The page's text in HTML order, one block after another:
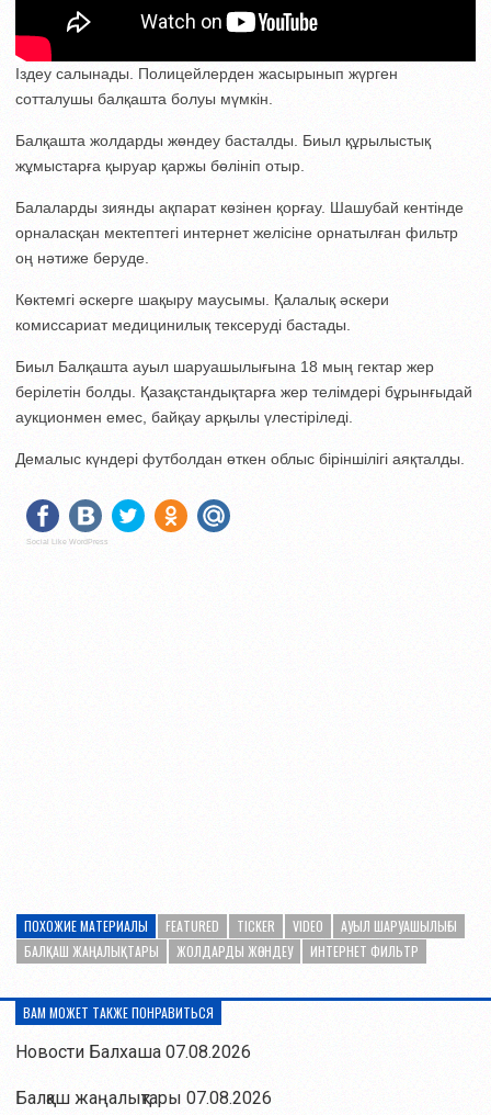
Іздеу салынады. Полицейлерден жасырынып жүрген
сотталушы балқашта болуы мүмкін.
Балқашта жолдарды жөндеу басталды. Биыл құрылыстық
жұмыстарға қыруар қаржы бөлініп отыр.
Балаларды зиянды ақпарат көзінен қорғау. Шашубай кентінде
орналасқан мектептегі интернет желісіне орнатылған фильтр
оң нәтиже беруде.
Көктемгі әскерге шақыру маусымы. Қалалық әскери
комиссариат медицинилық тексеруді бастады.
Биыл Балқашта ауыл шаруашылығына 18 мың гектар жер
берілетін болды. Қазақстандықтарға жер телімдері бұрынғыдай
аукционмен емес, байқау арқылы үлестіріледі.
Демалыс күндері футболдан өткен облыс біріншілігі аяқталды.
Social Like WordPress
ПОХОЖИЕ МАТЕРИАЛЫ FEATURED TICKER VIDEO
АУЫЛ ШАРУАШЫЛЫҒЫ
БАЛҚАШ ЖАҢАЛЫҚТАРЫ
ЖОЛДАРДЫ ЖӨНДЕУ ИНТЕРНЕТ ФИЛЬТР
ВАМ МОЖЕТ ТАКЖЕ ПОНРАВИТЬСЯ
Новости Балхаша 07.08.2026
Балқаш жаңалықтары 07.08.2026